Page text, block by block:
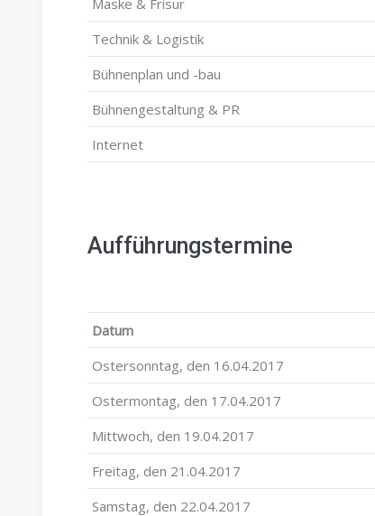
Maske & Frisur
Technik & Logistik
Bühnenplan und -bau
Bühnengestaltung & PR
Internet
Aufführungstermine
Datum
Ostersonntag, den 16.04.2017
Ostermontag, den 17.04.2017
Mittwoch, den 19.04.2017
Freitag, den 21.04.2017
Samstag, den 22.04.2017